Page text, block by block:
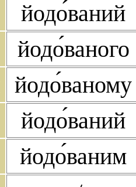
йодо́ваний
йодо́ваного
йодо́ваному
йодо́ваний
йодо́ваним